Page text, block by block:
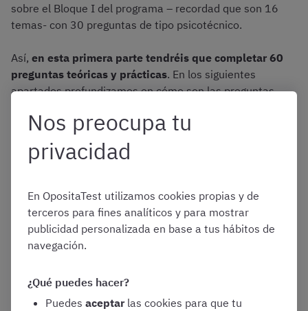
sobre el Bloque I del programa – recordad que son 16
temas- con 30 preguntas de tipo psicotécnico.
Así, en esta primera parte tendréis que completar 60
preguntas teóricas y prácticas. En los siguientes
apartados profundizamos en cómo son las preguntas
Tipos de preguntas que pueden salir en el test
En el examen de Auxiliares Administrativos del Estado
tendréis que resolver 30 preguntas teóricas sobre el
Bloque I del programa oficial.
preguntas sobre los siguientes temas:
Nos preocupa tu
privacidad
En OpositaTest utilizamos cookies propias y de
terceros para fines analíticos y para mostrar
publicidad personalizada en base a tus hábitos de
navegación.
¿Qué puedes hacer?
Puedes aceptar las cookies para que tu